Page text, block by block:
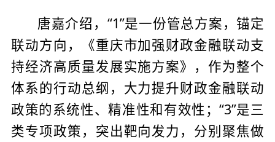
唐嘉介绍，“1”是一份管总方案，锚定
联动方向，《重庆市加强财政金融联动支
持经济高质量发展实施方案》，作为整个
体系的行动总纲，大力提升财政金融联动
政策的系统性、精准性和有效性；“3”是三
类专项政策，突出靶向发力，分别聚焦做